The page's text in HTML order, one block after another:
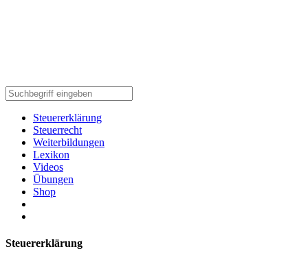
Steuererklärung
Steuerrecht
Weiterbildungen
Lexikon
Videos
Übungen
Shop
Steuererklärung